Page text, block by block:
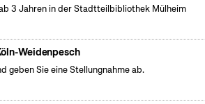
3 Jahren in der Stadtteilbibliothek Mülheim
Weidenpesch
geben Sie eine Stellungnahme ab.